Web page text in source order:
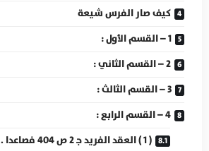
كيف صار الفرس شيعة
1 – القسم الأول :
2 – القسم الثاني :
3 – القسم الثالث :
4 – القسم الرابع :
( 1 ) العقد الفريد ج‍ 2 ص 404 فصاعدا .